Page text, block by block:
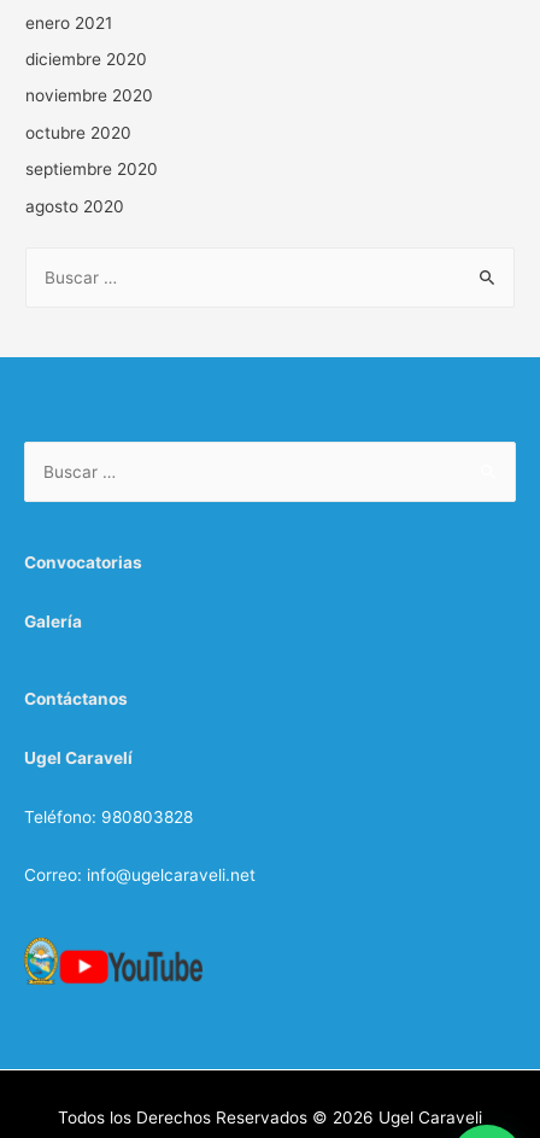
enero 2021
diciembre 2020
noviembre 2020
octubre 2020
septiembre 2020
agosto 2020
Convocatorias
Galería
Contáctanos
Ugel Caravelí
Teléfono: 980803828
Correo: info@ugelcaraveli.net
Todos los Derechos Reservados © 2026 Ugel Caraveli